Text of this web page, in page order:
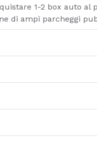
1-2 box auto al
di ampi parcheggi